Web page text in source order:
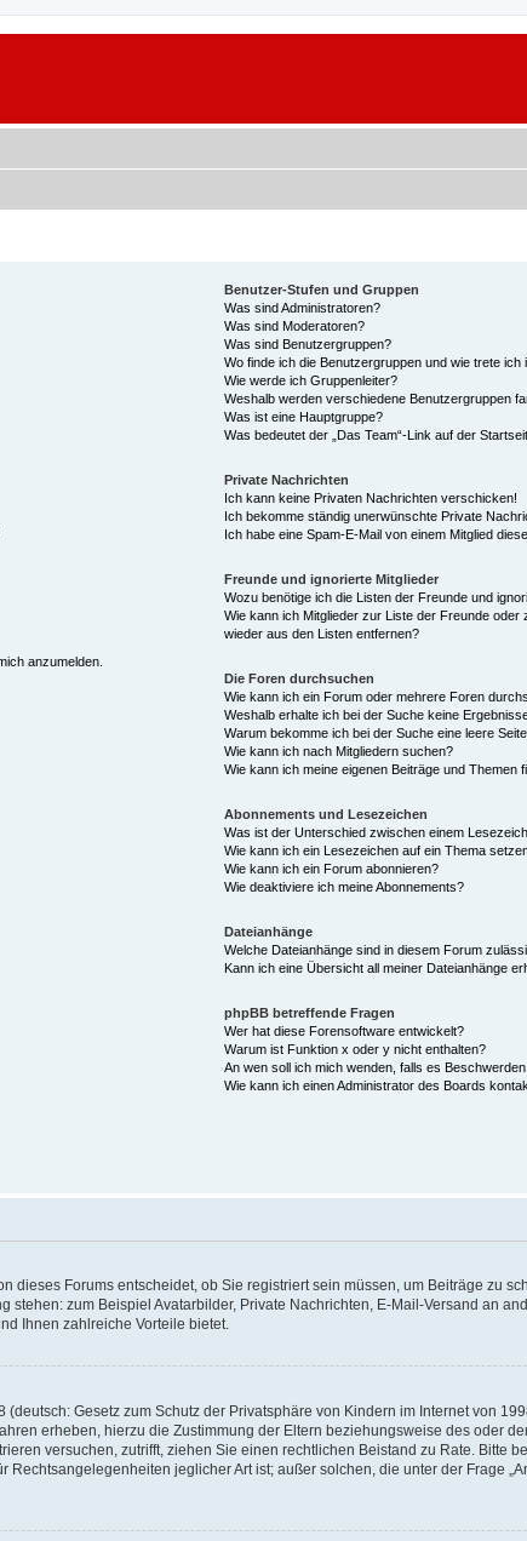
anzumelden.
Benutzer-Stufen und Gruppen
Was sind Administratoren?
Was sind Moderatoren?
Was sind Benutzergruppen?
Wo finde ich die Benutzergruppen und wie trete ich
Wie werde ich Gruppenleiter?
Weshalb werden verschiedene Benutzergruppen
Was ist eine Hauptgruppe?
Was bedeutet der „Das Team“-Link auf der
Private Nachrichten
Ich kann keine Privaten Nachrichten verschicken!
Ich bekomme ständig unerwünschte Private
Ich habe eine Spam-E-Mail von einem Mitglied
Freunde und ignorierte Mitglieder
Wozu benötige ich die Listen der Freunde und
Wie kann ich Mitglieder zur Liste der Freunde
wieder aus den Listen entfernen?
Die Foren durchsuchen
Wie kann ich ein Forum oder mehrere Foren
Weshalb erhalte ich bei der Suche keine
Warum bekomme ich bei der Suche eine leere
Wie kann ich nach Mitgliedern suchen?
Wie kann ich meine eigenen Beiträge und Themen
Abonnements und Lesezeichen
Was ist der Unterschied zwischen einem
Wie kann ich ein Lesezeichen auf ein Thema
Wie kann ich ein Forum abonnieren?
Wie deaktiviere ich meine Abonnements?
Dateianhänge
Welche Dateianhänge sind in diesem Forum
Kann ich eine Übersicht all meiner Dateianhänge
phpBB betreffende Fragen
Wer hat diese Forensoftware entwickelt?
Warum ist Funktion x oder y nicht enthalten?
An wen soll ich mich wenden, falls es
Wie kann ich einen Administrator des Boards
dieses Forums entscheidet, ob Sie registriert sein müssen, um Beiträge zu
stehen: zum Beispiel Avatarbilder, Private Nachrichten, E-Mail-Versand an
Ihnen zahlreiche Vorteile bietet.
Gesetz zum Schutz der Privatsphäre von Kindern im Internet von
erheben, hierzu die Zustimmung der Eltern beziehungsweise des oder
versuchen, zutrifft, ziehen Sie einen rechtlichen Beistand zu Rate. Bitte
jeglicher Art ist; außer solchen, die unter der Frage